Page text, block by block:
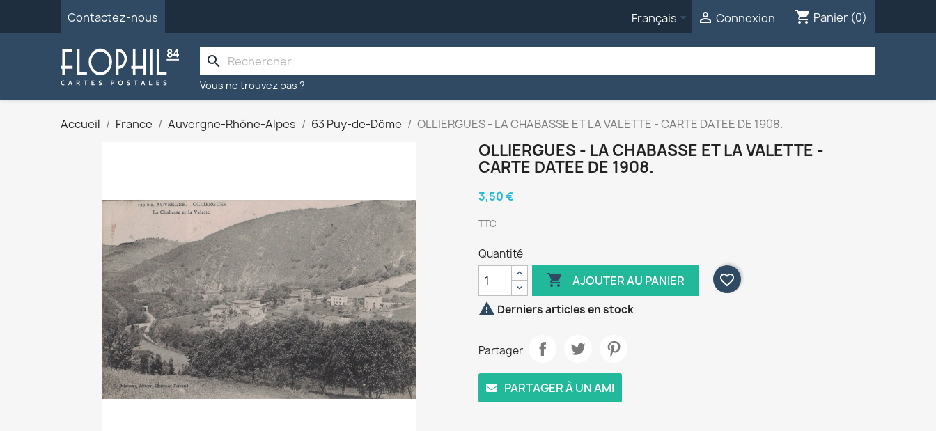
Contactez-nous Français  Connexion shopping_cart Panier (0)
search
Vous ne trouvez pas ?
Accueil France Auvergne-Rhône-Alpes 63 Puy-de-Dôme OLLIERGUES - LA CHABASSE ET LA VALETTE - CARTE DATEE DE 1908.
OLLIERGUES - LA CHABASSE ET LA VALETTE -
CARTE DATEE DE 1908.
3,50 €
TTC
Quantité
 AJOUTER AU PANIER
favorite_border
 Derniers articles en stock
Partager
PARTAGER À UN AMI